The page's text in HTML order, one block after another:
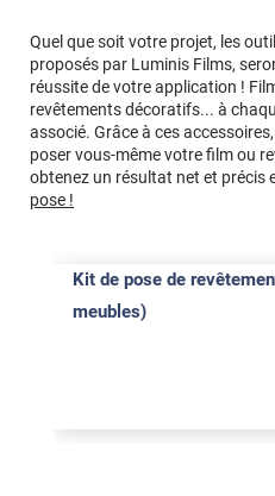
Quel que soit votre projet, les
proposés par Luminis Films,
réussite de votre application !
revêtements décoratifs... à
associé. Grâce à ces
poser vous-même votre film ou
obtenez un résultat net et précis
pose !
Kit de pose de
meubles)